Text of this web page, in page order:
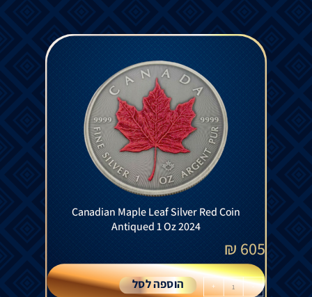
Canadian Maple Leaf Silver Red Coin
Antiqued 1 Oz 2024
605
₪
-
+ הוספה לסל